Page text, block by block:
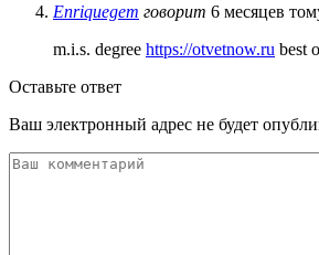
Enriquegem говорит 6 месяцев
m.i.s. degree https://otvetnow.ru best
Оставьте ответ
Ваш электронный адрес не будет